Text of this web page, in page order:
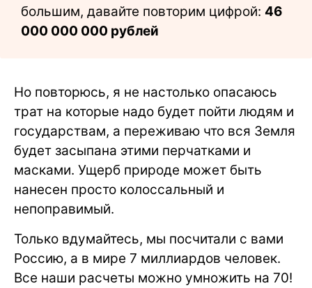
большим, давайте повторим цифрой: 46
000 000 000 рублей
Но повторюсь, я не настолько опасаюсь
трат на которые надо будет пойти людям и
государствам, а переживаю что вся Земля
будет засыпана этими перчатками и
масками. Ущерб природе может быть
нанесен просто колоссальный и
непоправимый.
Только вдумайтесь, мы посчитали с вами
Россию, а в мире 7 миллиардов человек.
Все наши расчеты можно умножить на 70!